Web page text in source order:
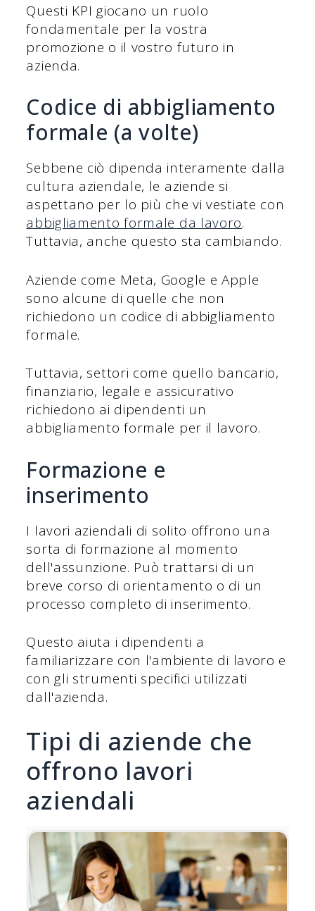
Questi KPI giocano un ruolo
fondamentale per la vostra
promozione o il vostro futuro in
azienda.
Codice di abbigliamento
formale (a volte)
Sebbene ciò dipenda interamente dalla
cultura aziendale, le aziende si
aspettano per lo più che vi vestiate con
abbigliamento formale da lavoro.
Tuttavia, anche questo sta cambiando.
Aziende come Meta, Google e Apple
sono alcune di quelle che non
richiedono un codice di abbigliamento
formale.
Tuttavia, settori come quello bancario,
finanziario, legale e assicurativo
richiedono ai dipendenti un
abbigliamento formale per il lavoro.
Formazione e
inserimento
I lavori aziendali di solito offrono una
sorta di formazione al momento
dell'assunzione. Può trattarsi di un
breve corso di orientamento o di un
processo completo di inserimento.
Questo aiuta i dipendenti a
familiarizzare con l'ambiente di lavoro e
con gli strumenti specifici utilizzati
dall'azienda.
Tipi di aziende che
offrono lavori
aziendali